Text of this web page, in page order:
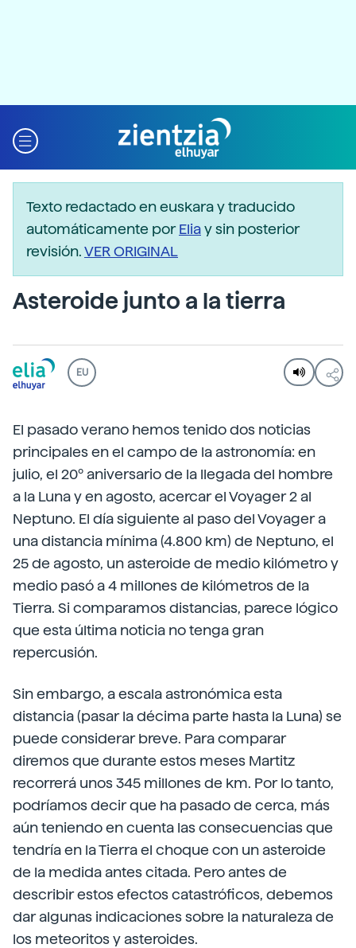
Texto redactado en euskara y traducido
automáticamente porEliay sin posterior
revisión.VER ORIGINAL
Asteroide junto a la tierra
EU
El pasado verano hemos tenido dos noticias
principales en el campo de la astronomía: en
julio, el 20º aniversario de la llegada del hombre
a la Luna y en agosto, acercar el Voyager 2 al
Neptuno. El día siguiente al paso del Voyager a
una distancia mínima (4.800 km) de Neptuno, el
25 de agosto, un asteroide de medio kilómetro y
medio pasó a 4 millones de kilómetros de la
Tierra. Si comparamos distancias, parece lógico
que esta última noticia no tenga gran
repercusión.
Sin embargo, a escala astronómica esta
distancia (pasar la décima parte hasta la Luna) se
puede considerar breve. Para comparar
diremos que durante estos meses Martitz
recorrerá unos 345 millones de km. Por lo tanto,
podríamos decir que ha pasado de cerca, más
aún teniendo en cuenta las consecuencias que
tendría en la Tierra el choque con un asteroide
de la medida antes citada. Pero antes de
describir estos efectos catastróficos, debemos
dar algunas indicaciones sobre la naturaleza de
los meteoritos y asteroides.